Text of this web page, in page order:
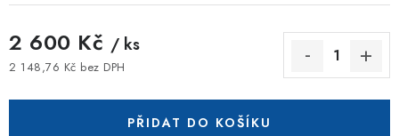
2 600 Kč / ks
2 148,76 Kč bez DPH
PŘIDAT DO KOŠÍKU